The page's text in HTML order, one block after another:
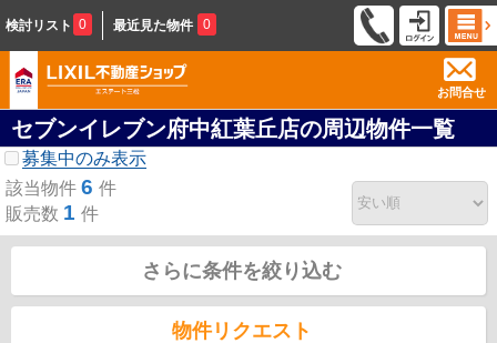
検討リスト 0 最近見た物件 0
お問合せ
セブンイレブン府中紅葉丘店の周辺物件一覧
募集中のみ表示
該当物件 6 件
販売数 1 件
さらに条件を絞り込む
物件リクエスト